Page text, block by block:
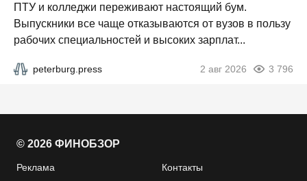
ПТУ и колледжи переживают настоящий бум.
Выпускники все чаще отказываются от вузов в пользу
рабочих специальностей и высоких зарплат...
peterburg.press 2 авг 2026 3 796
© 2026 ФИНОБЗОР
Реклама Контакты